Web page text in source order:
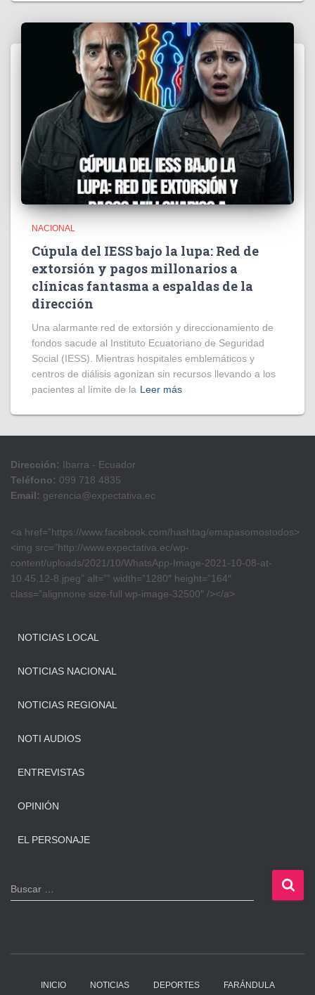
NACIONAL
Cúpula del IESS bajo la lupa: Red de
extorsión y pagos millonarios a
clínicas fantasma a espaldas de la
dirección
​Una alarmante red de extorsión y direccionamiento de
fondos sacude al Instituto Ecuatoriano de Seguridad
Social (IESS). Mientras hospitales emblemáticos y
centros de diálisis agonizan sin recursos llevando a los
pacientes al límite de la Leer más
Dirección: Ibarra - Ecuador
Teléfono: 099 718 4835
Email: gerencia@expectativa.ec
<a href=”https://www.facebook.com/hashtag/emapasomostodos>
<img src=”http://www.expectativa.ec/wp-
content/uploads/2021/10/WhatsApp-Image-2021-10-08-at-
10.45.12-8.jpeg” alt=”” width=”1280″ height=”164″
class=”alignnone size-full wp-image-32500″ /></a>
NOTICIAS LOCAL
NOTICIAS NACIONAL
NOTICIAS REGIONAL
NOTI AUDIOS
ENTREVISTAS
OPINIÓN
EL PERSONAJE
B
u
Buscar …
INICIO NOTICIAS DEPORTES FARÁNDULA